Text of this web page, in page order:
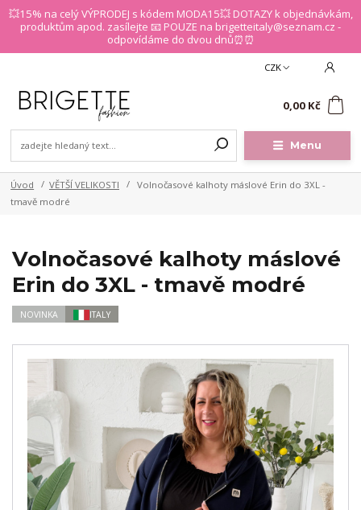
💥15% na celý VÝPRODEJ s kódem MODA15💥 DOTAZY k objednávkám,
produktům apod. zasílejte 📧 POUZE na brigetteitaly@seznam.cz -
odpovídáme do dvou dnů⏰⏰
Menu
CZK
0,00 Kč
Úvod VĚTŠÍ VELIKOSTI
Volnočasové kalhoty máslové Erin do 3XL -
tmavě modré
Volnočasové kalhoty máslové
Erin do 3XL - tmavě modré
NOVINKA ITALY